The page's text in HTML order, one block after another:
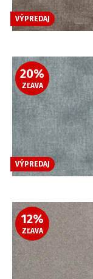
VÝPREDAJ
20%
ZĽAVA
VÝPREDAJ
12%
ZĽAVA